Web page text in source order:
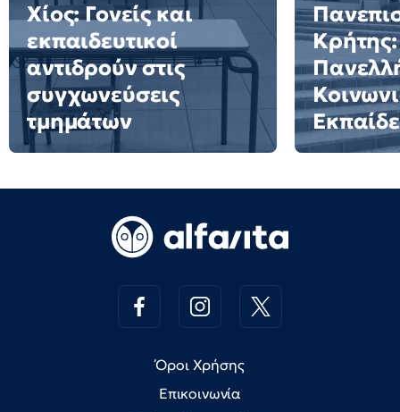
Χίος: Γονείς και
εκπαιδευτικοί
αντιδρούν στις
συγχωνεύσεις
τμημάτων
Όροι Χρήσης
Επικοινωνία